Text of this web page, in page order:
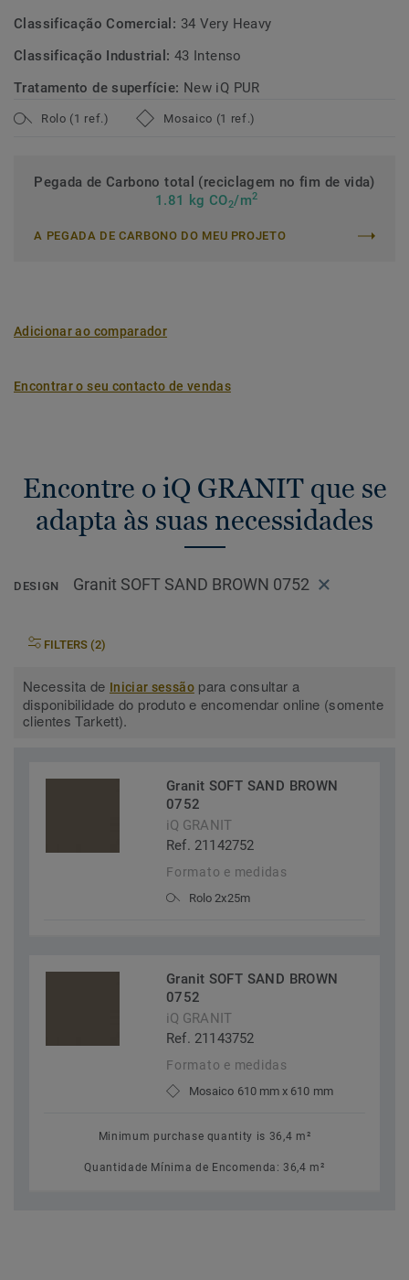
Classificação Comercial: 34 Very Heavy
Classificação Industrial: 43 Intenso
Tratamento de superfície: New iQ PUR
Rolo (1 ref.) Mosaico (1 ref.)
Pegada de Carbono total (reciclagem no fim de vida)
1.81 kg CO2/m2
A PEGADA DE CARBONO DO MEU PROJETO
Adicionar ao comparador
Encontrar o seu contacto de vendas
Encontre o iQ GRANIT que se
adapta às suas necessidades
DESIGN Granit SOFT SAND BROWN 0752
FILTERS (2)
Necessita de Iniciar sessãopara consultar a
disponibilidade do produto e encomendar online (somente
clientes Tarkett).
Granit SOFT SAND BROWN
0752
iQ GRANIT
Ref. 21142752
Formato e medidas
Rolo 2x25m
Granit SOFT SAND BROWN
0752
iQ GRANIT
Ref. 21143752
Formato e medidas
Mosaico 610 mm x 610 mm
Minimum purchase quantity is 36,4 m²
Quantidade Mínima de Encomenda: 36,4 m²